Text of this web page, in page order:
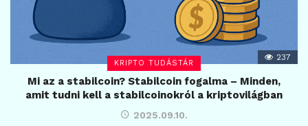
KRIPTO TUDÁSTÁR
237
Mi az a stabilcoin? Stabilcoin fogalma – Minden,
amit tudni kell a stabilcoinokról a kriptovilágban
2025.09.10.